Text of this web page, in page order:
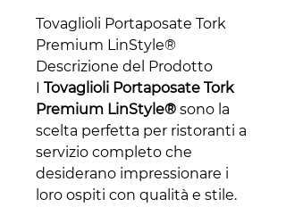
Tovaglioli Portaposate Tork
Premium LinStyle®
Descrizione del Prodotto
I Tovaglioli Portaposate Tork
Premium LinStyle® sono la
scelta perfetta per ristoranti a
servizio completo che
desiderano impressionare i
loro ospiti con qualità e stile.